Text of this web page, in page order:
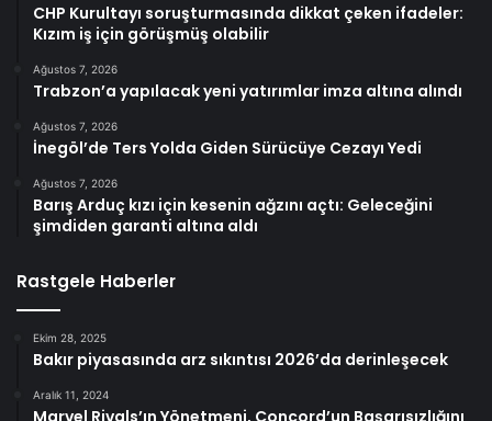
CHP Kurultayı soruşturmasında dikkat çeken ifadeler:
Kızım iş için görüşmüş olabilir
Ağustos 7, 2026
Trabzon’a yapılacak yeni yatırımlar imza altına alındı
Ağustos 7, 2026
İnegöl’de Ters Yolda Giden Sürücüye Cezayı Yedi
Ağustos 7, 2026
Barış Arduç kızı için kesenin ağzını açtı: Geleceğini
şimdiden garanti altına aldı
Rastgele Haberler
Ekim 28, 2025
Bakır piyasasında arz sıkıntısı 2026’da derinleşecek
Aralık 11, 2024